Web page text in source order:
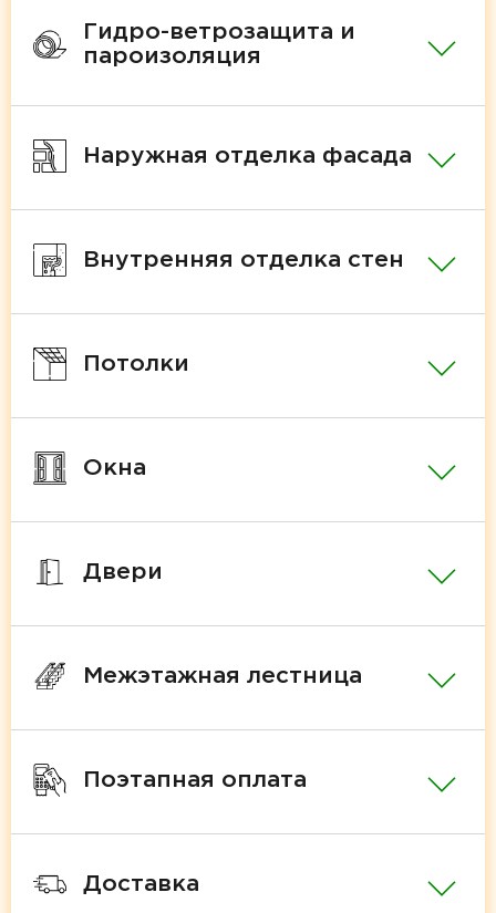
Гидро-ветрозащита и
пароизоляция
Наружная отделка фасада
Внутренняя отделка стен
Потолки
Окна
Двери
Межэтажная лестница
Поэтапная оплата
Доставка